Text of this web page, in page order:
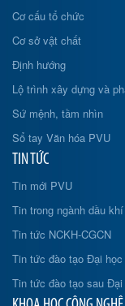
Cơ cấu tổ chức
Cơ sở vật chất
Định hướng
Lộ trình xây dựng và
Sứ mệnh, tầm nhìn
Sổ tay Văn hóa PVU
TIN TỨC
Tin mới PVU
Tin trong ngành dầu khí
Tin tức NCKH-CGCN
Tin tức đào tạo Đại học
Tin tức đào tạo sau Đại